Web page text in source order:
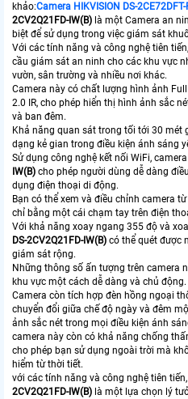
khảo:Camera HIKVISION DS-2CE72DFT-
2CV2Q21FD-IW(B) là một Camera an
biệt để sử dụng trong việc giám sát
Với các tính năng và công nghệ tiên
cầu giám sát an ninh cho các khu vực
vườn, sân trường và nhiều nơi khác.
Camera này có chất lượng hình ảnh
2.0 IR, cho phép hiển thị hình ảnh sắc
và ban đêm.
Khả năng quan sát trong tối tới 30 mét
dạng kẻ gian trong điều kiện ánh sáng
Sử dụng công nghệ kết nối WiFi,
IW(B) cho phép người dùng dễ dàng
dụng điện thoại di động.
Bạn có thể xem và điều chỉnh camera
chỉ bằng một cái chạm tay trên điện
Với khả năng xoay ngang 355 độ và
DS-2CV2Q21FD-IW(B) có thể quét được
giám sát rộng.
Những thông số ấn tượng trên camera
khu vực một cách dễ dàng và chủ động.
Camera còn tích hợp đèn hồng ngoại
chuyển đổi giữa chế độ ngày và đêm
ảnh sắc nét trong mọi điều kiện ánh
camera này còn có khả năng chống
cho phép bạn sử dụng ngoài trời mà
hiểm từ thời tiết.
với các tính năng và công nghệ tiên
2CV2Q21FD-IW(B) là một lựa chọn lý